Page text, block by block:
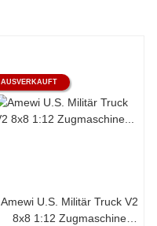
AUSVERKAUFT
Amewi U.S. Militär Truck V2
8x8 1:12 Zugmaschine